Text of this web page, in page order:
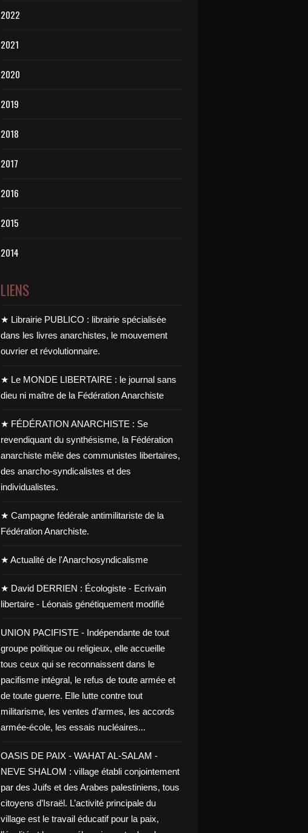
2022
2021
2020
2019
2018
2017
2016
2015
2014
LIENS
★ Librairie PUBLICO : librairie spécialisée
dans les livres anarchistes, le mouvement
ouvrier et révolutionnaire.
★ Le MONDE LIBERTAIRE : le journal sans
dieu ni maître de la Fédération Anarchiste
★ FÉDÉRATION ANARCHISTE : Se
revendiquant du synthésisme, la Fédération
anarchiste mêle des communistes libertaires,
des anarcho-syndicalistes et des
individualistes.
★ Campagne fédérale antimilitariste de la
Fédération Anarchiste.
★ Actualité de l'Anarchosyndicalisme
★ David DERRIEN : Écologiste - Ecrivain
libertaire - Léonais génétiquement modifié
UNION PACIFISTE - Indépendante de tout
groupe politique ou religieux, elle accueille
tous ceux qui se reconnaissent dans le
pacifisme intégral, le refus de toute armée et
de toute guerre. Elle lutte contre tout
militarisme, les ventes d’armes, les accords
armée-école, les essais nucléaires...
OASIS DE PAIX - WAHAT AL-SALAM -
NEVE SHALOM : village établi conjointement
par des Juifs et des Arabes palestiniens, tous
citoyens d’Israël. L’activité principale du
village est le travail éducatif pour la paix,